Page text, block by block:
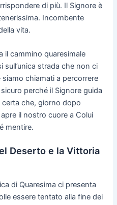
di più. Il Signore è
Incombente
vita.
il cammino quaresimale
strada che non ci
chiamati a percorrere
perché il Signore guida
che, giorno dopo
il nostro cuore a Colui
mentire.
Deserto e la Vittoria
di Quaresima ci presenta
essere tentato alla fine dei